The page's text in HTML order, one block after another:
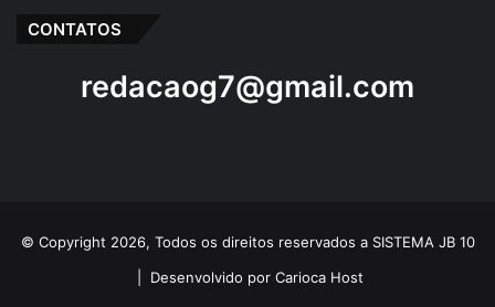
CONTATOS
redacaog7@gmail.com
© Copyright 2026, Todos os direitos reservados a SISTEMA JB 10
Desenvolvido por Carioca Host